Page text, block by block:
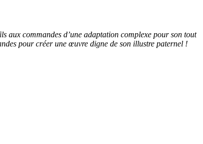
aux commandes d’une adaptation complexe pour son tout
pour créer une œuvre digne de son illustre paternel !